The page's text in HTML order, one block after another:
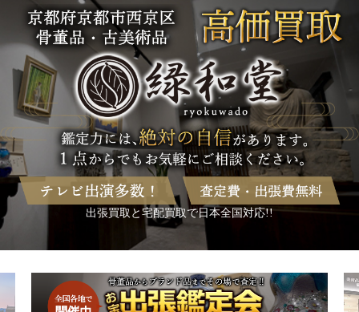
出張買取と宅配買取で日本全国対応!!